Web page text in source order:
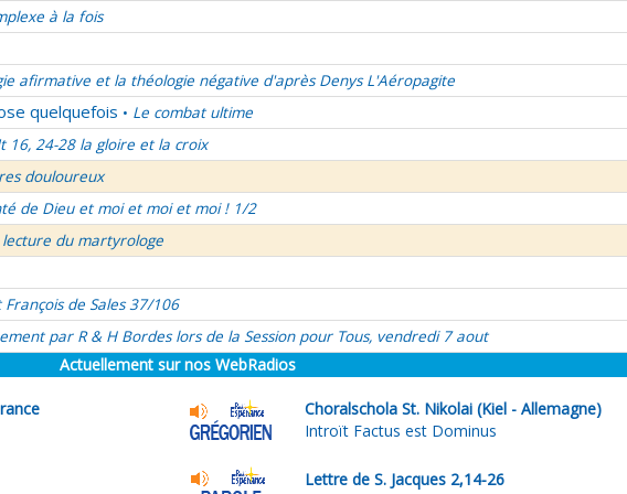
à la fois
afirmative et la théologie négative d'après Denys L'Aéropagite
quelquefois • Le combat ultime
16, 24-28 la gloire et la croix
douloureux
de Dieu et moi et moi et moi ! 1/2
du martyrologe
de Sales 37/106
par R & H Bordes lors de la Session pour Tous, vendredi 7 aout
Actuellement sur nos WebRadios
Choralschola St. Nikolai (Kiel - Allemagne)
Introït Factus est Dominus
Lettre de S. Jacques 2,14-26